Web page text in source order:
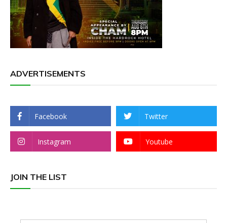
ADVERTISEMENTS
Facebook Twitter
Instagram Youtube
JOIN THE LIST